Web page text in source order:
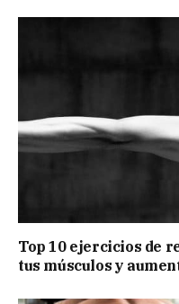
Top 10 ejercicios de
tus músculos y